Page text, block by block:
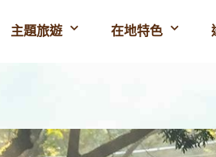
主題旅遊 在地特色